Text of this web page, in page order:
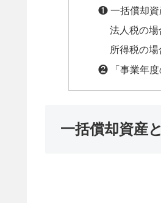
❶ 一括償却資
法人税の場
所得税の場
❷ 「事業年度
一括償却資産